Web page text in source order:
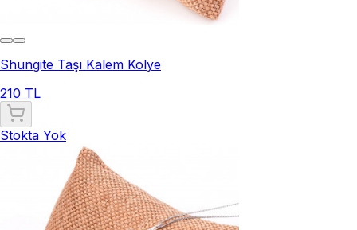
Shungite Taşı Kalem Kolye
210 TL
Stokta Yok